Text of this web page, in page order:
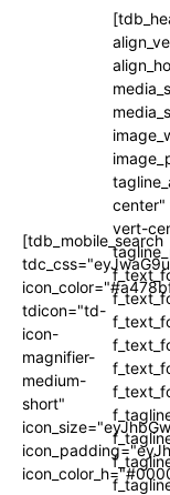
[tdb_mobile_search
tdicon="td-
icon-
magnifier-
medium-
short"
center"
vert-